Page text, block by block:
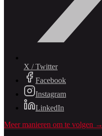
X / Twitter
Facebook
Instagram
LinkedIn
Meer manieren om te volgen →